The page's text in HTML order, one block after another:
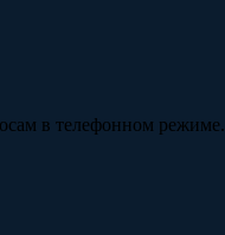
в телефонном режиме.